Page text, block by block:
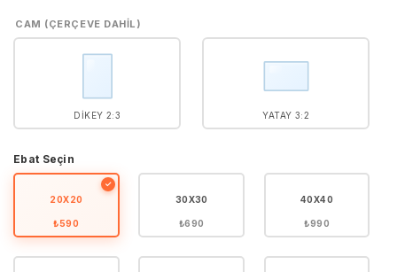
CAM (ÇERÇEVE DAHIL)
DIKEY 2:3 YATAY 3:2
Ebat Seçin
20X20
₺590
✓
30X30
₺690
40X40
₺990